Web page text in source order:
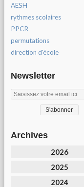
AESH
rythmes scolaires
PPCR
permutations
direction d'école
Newsletter
Archives
2026
2025
2024